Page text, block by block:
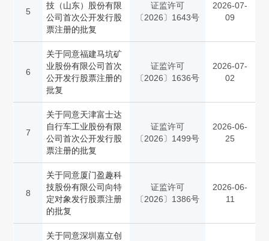
5
技（山东）股份有限
公司首次公开发行股
票注册的批复
证监许可
〔2026〕1643号
2026-07-
09
6
关于同意福建马坑矿
业股份有限公司首次
公开发行股票注册的
批复
证监许可
〔2026〕1636号
2026-07-
02
7
关于同意天津富士达
自行车工业股份有限
公司首次公开发行股
票注册的批复
证监许可
〔2026〕1499号
2026-06-
25
8
关于同意厦门盈趣科
技股份有限公司向特
定对象发行股票注册
的批复
证监许可
〔2026〕1386号
2026-06-
11
关于同意深圳嘉立创